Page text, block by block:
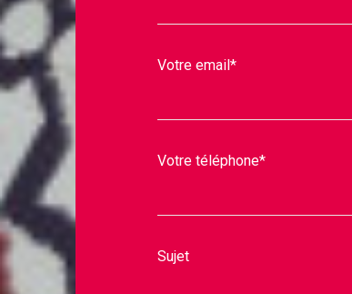
Votre email*
Votre téléphone*
Sujet